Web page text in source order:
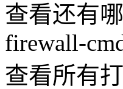
查看还有
firewall-
查看所有